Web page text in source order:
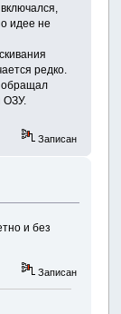
идее не
редко.
обращал
ОЗУ.
Записан
и без
Записан